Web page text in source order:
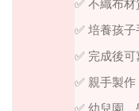
✅ 不織布
✅ 培養孩
✅ 完成後
✅ 親手製